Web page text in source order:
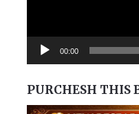
00:00
PURCHESH THIS